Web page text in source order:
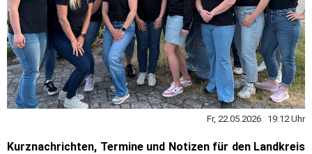
Fr, 22.05.2026 19:12 Uhr
Kurznachrichten, Termine und Notizen für den Landkreis